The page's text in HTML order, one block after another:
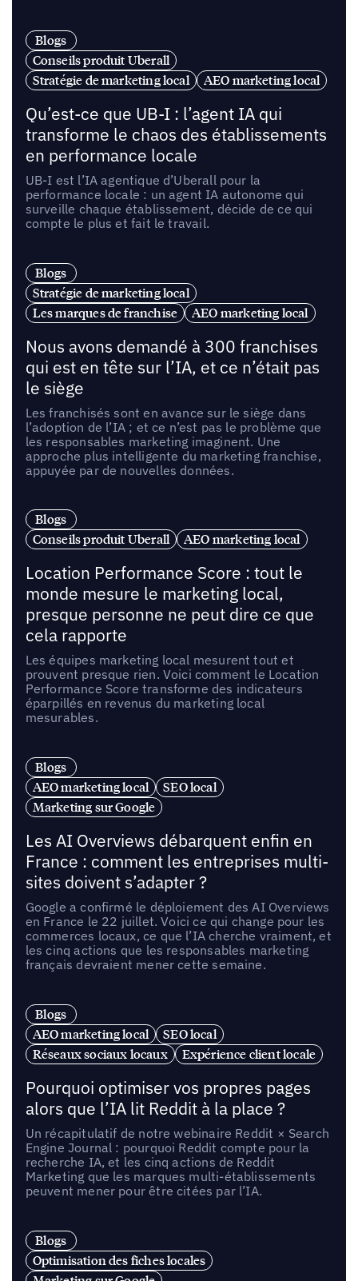
Blogs
Conseils produit Uberall
Stratégie de marketing local
AEO marketing local
Qu’est-ce que UB-I : l’agent IA qui
transforme le chaos des établissements
en performance locale
UB-I est l’IA agentique d’Uberall pour la
performance locale : un agent IA autonome qui
surveille chaque établissement, décide de ce qui
compte le plus et fait le travail.
Blogs
Stratégie de marketing local
Les marques de franchise
AEO marketing local
Nous avons demandé à 300 franchises
qui est en tête sur l’IA, et ce n’était pas
le siège
Les franchisés sont en avance sur le siège dans
l’adoption de l’IA ; et ce n’est pas le problème que
les responsables marketing imaginent. Une
approche plus intelligente du marketing franchise,
appuyée par de nouvelles données.
Blogs
Conseils produit Uberall
AEO marketing local
Location Performance Score : tout le
monde mesure le marketing local,
presque personne ne peut dire ce que
cela rapporte
Les équipes marketing local mesurent tout et
prouvent presque rien. Voici comment le Location
Performance Score transforme des indicateurs
éparpillés en revenus du marketing local
mesurables.
Blogs
AEO marketing local
SEO local
Marketing sur Google
Les AI Overviews débarquent enfin en
France : comment les entreprises multi-
sites doivent s’adapter ?
Google a confirmé le déploiement des AI Overviews
en France le 22 juillet. Voici ce qui change pour les
commerces locaux, ce que l’IA cherche vraiment, et
les cinq actions que les responsables marketing
français devraient mener cette semaine.
Blogs
AEO marketing local
SEO local
Réseaux sociaux locaux
Expérience client locale
Pourquoi optimiser vos propres pages
alors que l’IA lit Reddit à la place ?
Un récapitulatif de notre webinaire Reddit × Search
Engine Journal : pourquoi Reddit compte pour la
recherche IA, et les cinq actions de Reddit
Marketing que les marques multi-établissements
peuvent mener pour être citées par l’IA.
Blogs
Optimisation des fiches locales